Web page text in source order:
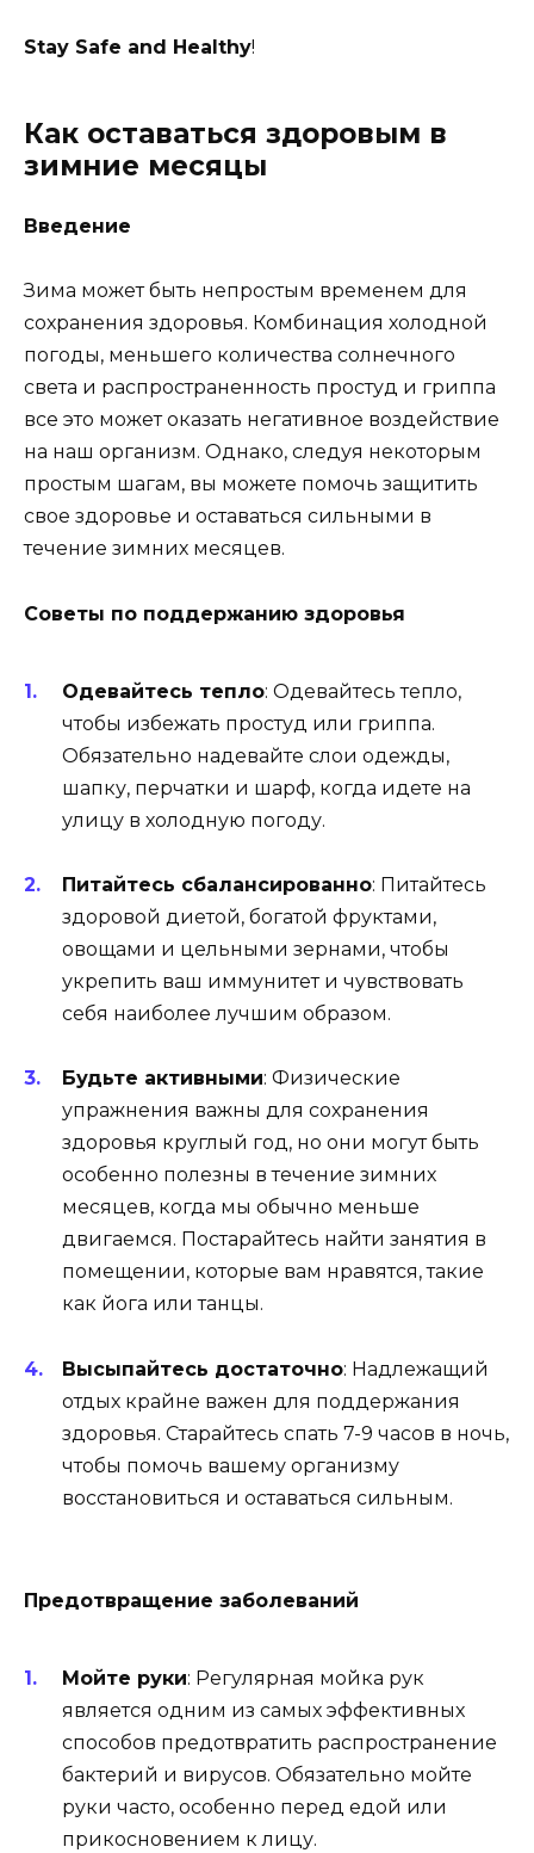
Stay Safe and Healthy!
Как оставаться здоровым в
зимние месяцы
Введение
Зима может быть непростым временем для
сохранения здоровья. Комбинация холодной
погоды, меньшего количества солнечного
света и распространенность простуд и гриппа
все это может оказать негативное воздействие
на наш организм. Однако, следуя некоторым
простым шагам, вы можете помочь защитить
свое здоровье и оставаться сильными в
течение зимних месяцев.
Советы по поддержанию здоровья
Одевайтесь тепло: Одевайтесь тепло,
чтобы избежать простуд или гриппа.
Обязательно надевайте слои одежды,
шапку, перчатки и шарф, когда идете на
улицу в холодную погоду.
Питайтесь сбалансированно: Питайтесь
здоровой диетой, богатой фруктами,
овощами и цельными зернами, чтобы
укрепить ваш иммунитет и чувствовать
себя наиболее лучшим образом.
Будьте активными: Физические
упражнения важны для сохранения
здоровья круглый год, но они могут быть
особенно полезны в течение зимних
месяцев, когда мы обычно меньше
двигаемся. Постарайтесь найти занятия в
помещении, которые вам нравятся, такие
как йога или танцы.
Высыпайтесь достаточно: Надлежащий
отдых крайне важен для поддержания
здоровья. Старайтесь спать 7-9 часов в ночь,
чтобы помочь вашему организму
восстановиться и оставаться сильным.
Предотвращение заболеваний
Мойте руки: Регулярная мойка рук
является одним из самых эффективных
способов предотвратить распространение
бактерий и вирусов. Обязательно мойте
руки часто, особенно перед едой или
прикосновением к лицу.